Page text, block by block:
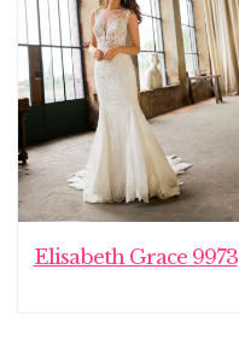
Elisabeth Grace 9973